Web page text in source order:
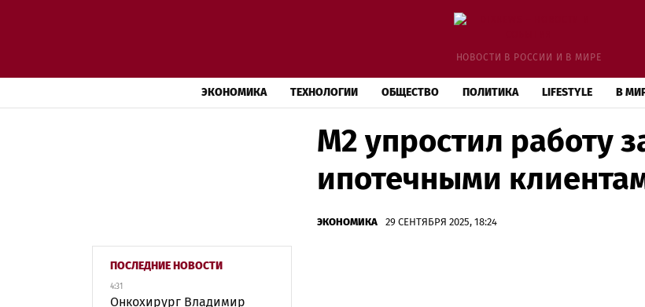
НОВОСТИ В РОССИИ И В МИРЕ
ЭКОНОМИКА ТЕХНОЛОГИИ ОБЩЕСТВО ПОЛИТИКА LIFESTYLE В
М2 упростил работу
ипотечными
ЭКОНОМИКА 29 СЕНТЯБРЯ 2025, 18:24
ПОСЛЕДНИЕ НОВОСТИ
4:31
Онкохирург Владимир